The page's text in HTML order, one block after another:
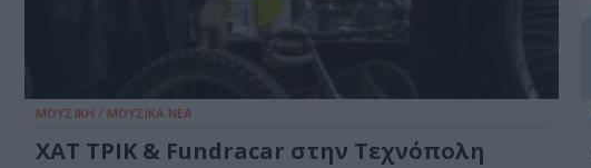
ΜΟΥΣΙΚΗ / ΜΟΥΣΙΚΑ ΝΕΑ
ΧΑΤ ΤΡΙΚ & Fundracar στην Τεχνόπολη